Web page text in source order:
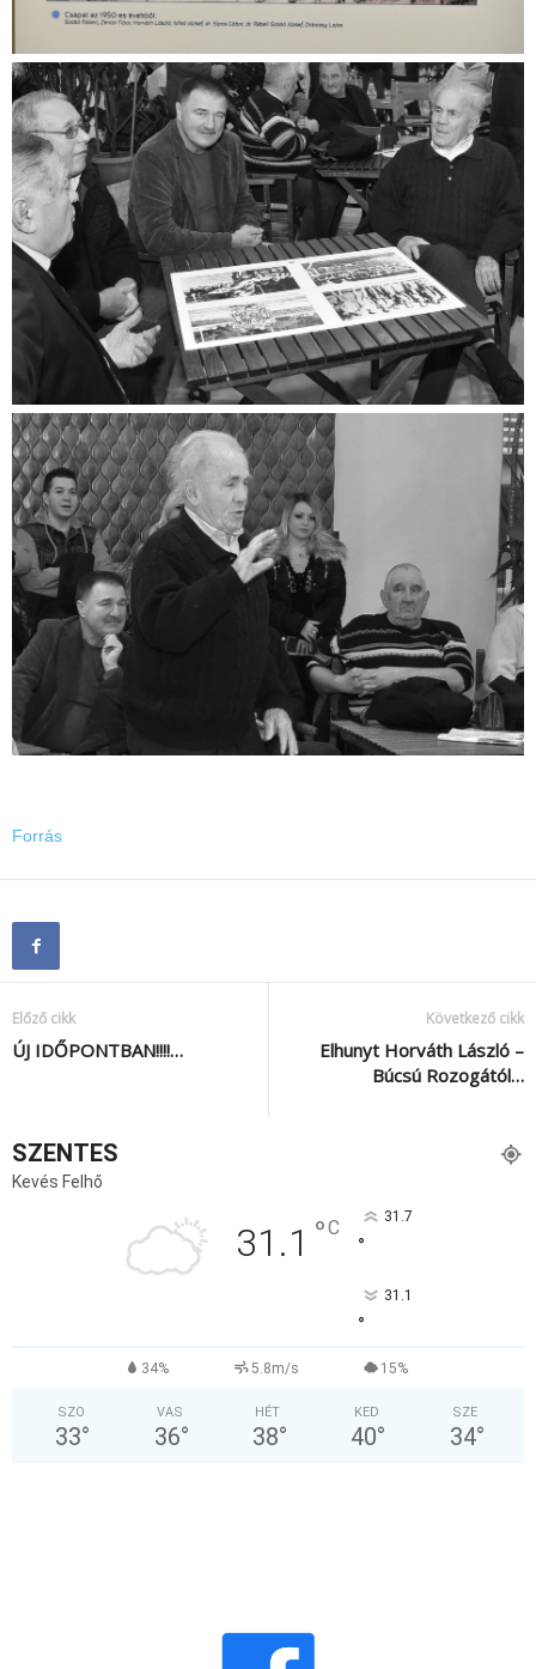
Forrás
Előző cikk
ÚJ IDŐPONTBAN!!!!…
Következő cikk
Elhunyt Horváth László –
Búcsú Rozogától…
SZENTES
Kevés Felhő
31.1 °C 31.7
°
31.1
°
34% 5.8m/s 15%
SZO
33°
VAS
36°
HÉT
38°
KED
40°
SZE
34°